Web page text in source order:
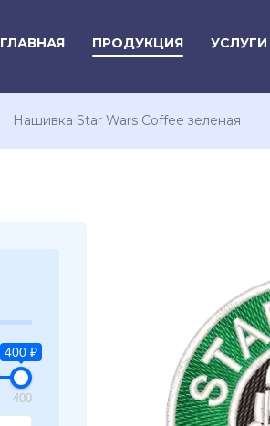
ГЛАВНАЯ ПРОДУКЦИЯ УСЛУГИ
Нашивка Star Wars Coffee зеленая
400 ₽
400